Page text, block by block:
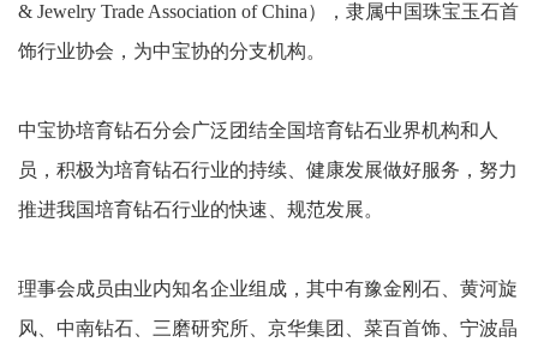
& Jewelry Trade Association of China），隶属中国珠宝玉石首
饰行业协会，为中宝协的分支机构。
中宝协培育钻石分会广泛团结全国培育钻石业界机构和人
员，积极为培育钻石行业的持续、健康发展做好服务，努力
推进我国培育钻石行业的快速、规范发展。
理事会成员由业内知名企业组成，其中有豫金刚石、黄河旋
风、中南钻石、三磨研究所、京华集团、菜百首饰、宁波晶